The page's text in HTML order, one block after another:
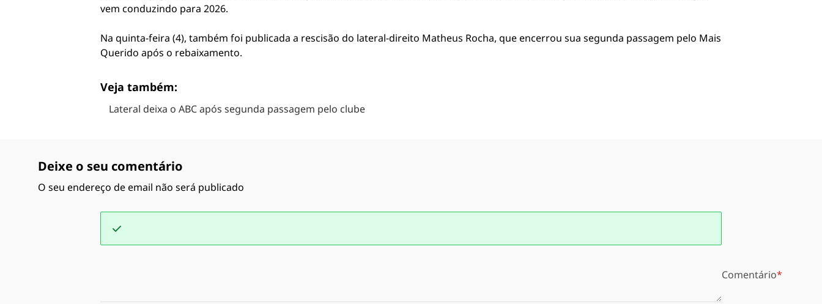
vem conduzindo para 2026.
Na quinta-feira (4), também foi publicada a rescisão do lateral-direito Matheus Rocha, que encerrou sua segunda passagem pelo Mais
Querido após o rebaixamento.
Veja também:
Lateral deixa o ABC após segunda passagem pelo clube
Deixe o seu comentário
O seu endereço de email não será publicado
Comentário